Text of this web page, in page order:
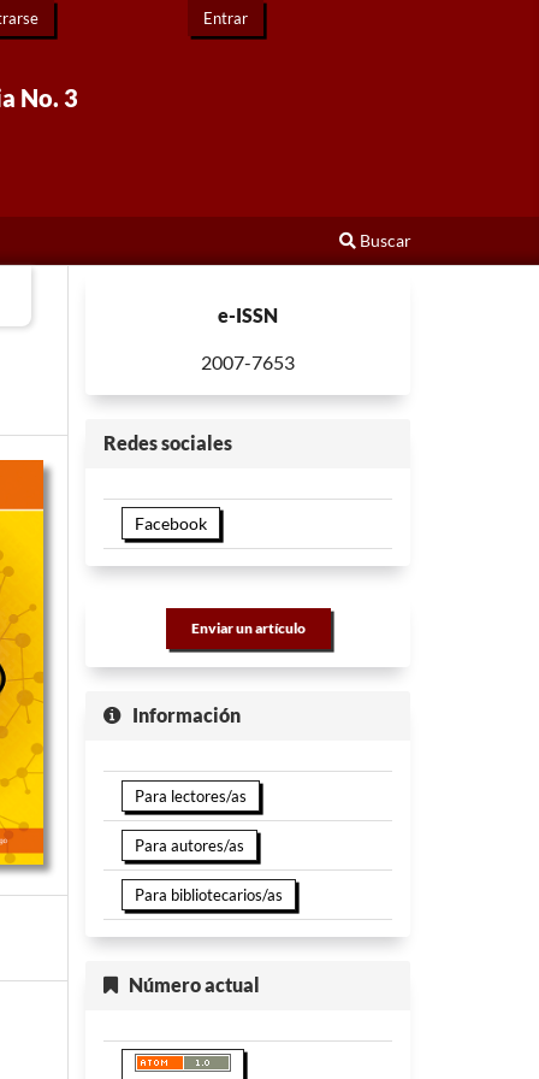
No. 3
Buscar
Entrar
e-ISSN
2007-7653
Redes sociales
Facebook
Enviar un artículo
Información
Para lectores/as
Para autores/as
Para bibliotecarios/as
Número actual